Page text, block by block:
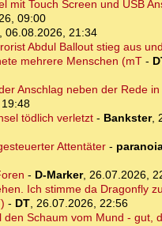
mit Touch Screen und USB
09:00
06.08.2026, 21:34
Abdul Ballout stieg aus
mehrere Menschen (mT -
Anschlag neben der Rede
tödlich verletzt- Bankster,
Attentäter-
- D-Marker, 26.07.2026,
Ich stimme da Dragonfly
- DT, 26.07.2026, 22:56
den Schaum vom Mund - gut,